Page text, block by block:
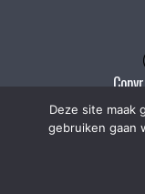
Deze site maak
gebruiken gaan